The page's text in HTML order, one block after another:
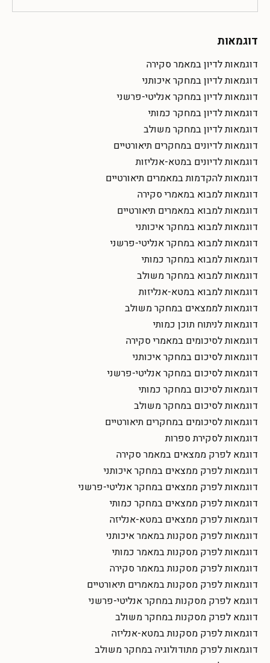
דוגמאות
דוגמאות לדיון במאמר סקירה
דוגמאות לדיון במחקר איכותני
דוגמאות לדיון במחקר אנליטי-פרשני
דוגמאות לדיון במחקר כמותי
דוגמאות לדיון במחקר משולב
דוגמאות לדיונים במחקרים תיאורטיים
דוגמאות לדיונים במטא-אנליזות
דוגמאות להקדמות במאמרים תיאורטיים
דוגמאות למבוא במאמרי סקירה
דוגמאות למבוא במאמרים תיאורטיים
דוגמאות למבוא במחקר איכותני
דוגמאות למבוא במחקר אנליטי-פרשני
דוגמאות למבוא במחקר כמותי
דוגמאות למבוא במחקר משולב
דוגמאות למבוא במטא-אנליזות
דוגמאות לממצאים במחקר משולב
דוגמאות לניתוח תוכן כמותי
דוגמאות לסיכומים במאמרי סקירה
דוגמאות לסיכום במחקר איכותני
דוגמאות לסיכום במחקר אנליטי-פרשני
דוגמאות לסיכום במחקר כמותי
דוגמאות לסיכום במחקר משולב
דוגמאות לסיכומים במחקרים תיאורטיים
דוגמאות לסקירת ספרות
דוגמא לפרק ממצאים במאמר סקירה
דוגמאות לפרק ממצאים במחקר איכותני
דוגמאות לפרק ממצאים במחקר אנליטי-פרשני
דוגמאות לפרק ממצאים במחקר כמותי
דוגמאות לפרק ממצאים במטא-אנליזה
דוגמאות לפרק מסקנות במאמר איכותני
דוגמאות לפרק מסקנות במאמר כמותי
דוגמאות לפרק מסקנות במאמר סקירה
דוגמאות לפרק מסקנות במאמרים תיאורטיים
דוגמא לפרק מסקנות במחקר אנליטי-פרשני
דוגמא לפרק מסקנות במחקר משולב
דוגמאות לפרק מסקנות במטא-אנליזה
דוגמאות לפרק מתודולוגיה במחקר משולב